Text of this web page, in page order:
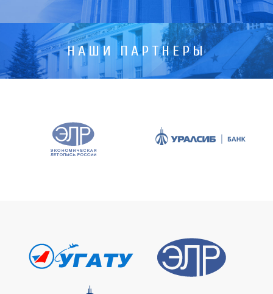
НАШИ ПАРТНЕРЫ